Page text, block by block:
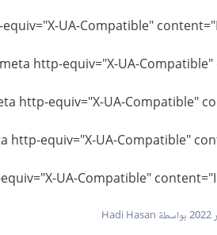
بواسطة Hadi Hasan